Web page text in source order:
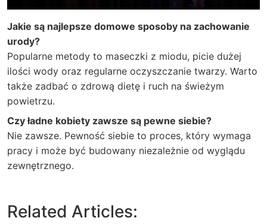
Jakie są najlepsze domowe sposoby na zachowanie
urody?
Popularne metody to maseczki z miodu, picie dużej
ilości wody oraz regularne oczyszczanie twarzy. Warto
także zadbać o zdrową dietę i ruch na świeżym
powietrzu.
Czy ładne kobiety zawsze są pewne siebie?
Nie zawsze. Pewność siebie to proces, który wymaga
pracy i może być budowany niezależnie od wyglądu
zewnętrznego.
Related Articles: